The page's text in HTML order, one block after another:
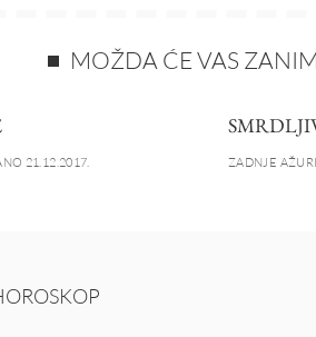
MOŽDA ĆE VAS
21.12.2017. ZADNJE